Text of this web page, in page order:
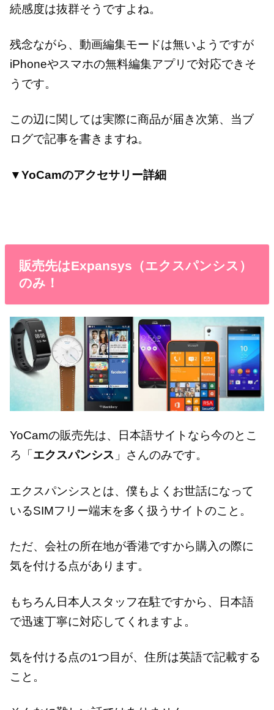
続感度は抜群そうですよね。
残念ながら、動画編集モードは無いようですが
iPhoneやスマホの無料編集アプリで対応できそ
うです。
この辺に関しては実際に商品が届き次第、当ブ
ログで記事を書きますね。
▼YoCamのアクセサリー詳細
販売先はExpansys（エクスパンシス）
のみ！
YoCamの販売先は、日本語サイトなら今のとこ
ろ「 エクスパンシス 」さんのみです。
エクスパンシスとは、僕もよくお世話になって
いるSIMフリー端末を多く扱うサイトのこと。
ただ、会社の所在地が香港ですから購入の際に
気を付ける点があります。
もちろん日本人スタッフ在駐ですから、日本語
で迅速丁寧に対応してくれますよ。
気を付ける点の1つ目が、住所は英語で記載する
こと。